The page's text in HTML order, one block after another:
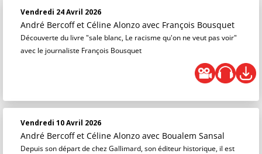
Vendredi 24 Avril 2026
André Bercoff et Céline Alonzo avec François Bousquet
Découverte du livre "sale blanc, Le racisme qu'on ne veut pas voir"
avec le journaliste François Bousquet
Vendredi 10 Avril 2026
André Bercoff et Céline Alonzo avec Boualem Sansal
Depuis son départ de chez Gallimard, son éditeur historique, il est